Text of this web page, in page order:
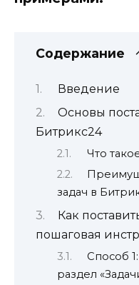
Содержание
Введение
Основы
Битрикс24
Что
задач в
Как
пошаговая
Способ
раздел